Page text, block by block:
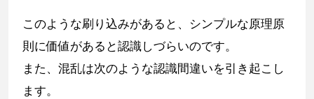
このような刷り込みがあると、シンプルな原理原
則に価値があると認識しづらいのです。
また、混乱は次のような認識間違いを引き起こし
ます。